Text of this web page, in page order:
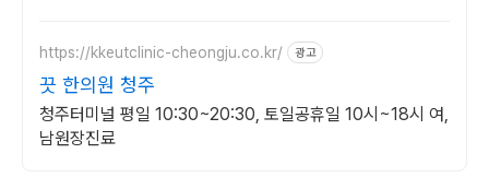
https://kkeutclinic-cheongju.co.kr/ 광고
끗 한의원 청주
청주터미널 평일 10:30~20:30, 토일공휴일 10시~18시 여,
남원장진료